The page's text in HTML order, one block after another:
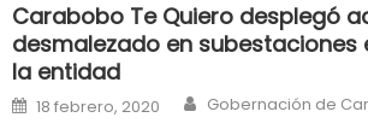
long
hard
fuck,
सच
Carabobo Te Quiero desplegó
desmalezado en subestaciones
la entidad
Posted on
18 febrero, 2020 Author
Gobernación de